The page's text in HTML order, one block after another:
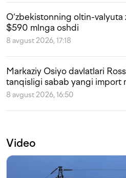
O‘zbekistonning oltin-valyuta
$590 mlnga oshdi
8 avgust 2026, 17:18
Markaziy Osiyo davlatlari
tanqisligi sabab yangi import
8 avgust 2026, 16:50
Video